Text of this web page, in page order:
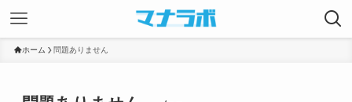
ホーム 問題ありません